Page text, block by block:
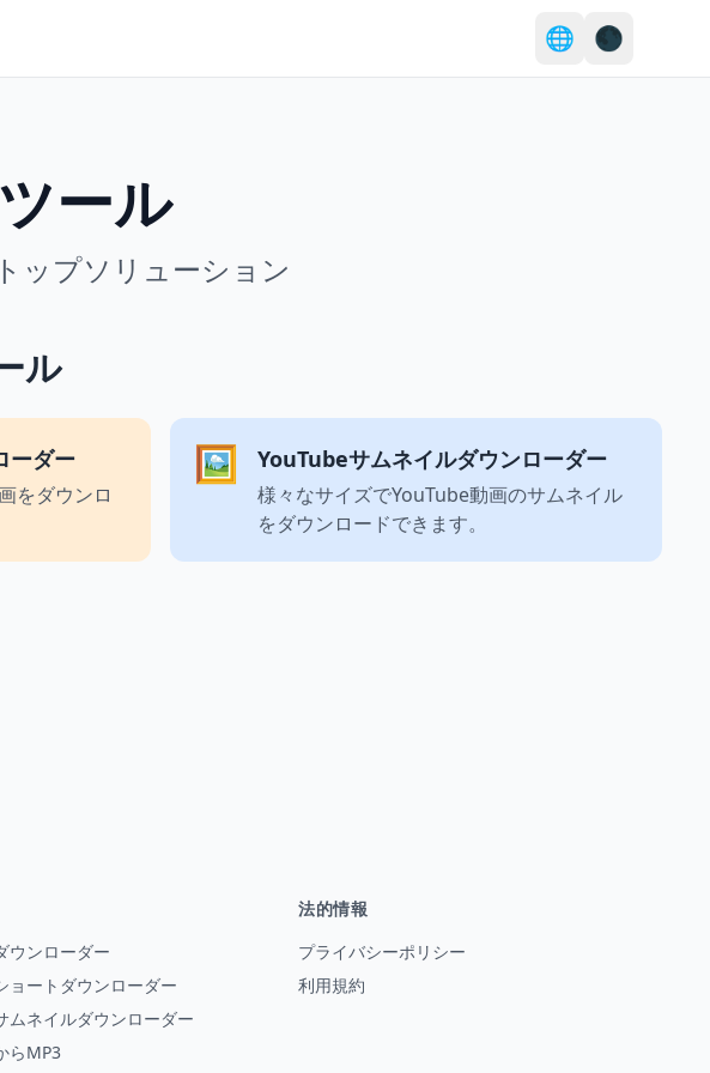
🌐 🌑
ール
ップソリューション
ル
ーダー
をダウンロ
🖼️ YouTubeサムネイルダウンローダー
様々なサイズでYouTube動画のサムネイル
をダウンロードできます。
ウンローダー
ョートダウンローダー
ムネイルダウンローダー
らMP3
法的情報
プライバシーポリシー
利用規約